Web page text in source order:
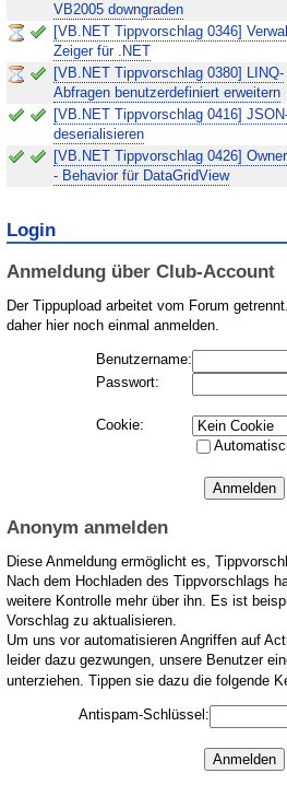
VB2005 downgraden
[VB.NET Tippvorschlag 0346]
Zeiger für .NET
[VB.NET Tippvorschlag 0380] LINQ-
Abfragen benutzerdefiniert erweitern
[VB.NET Tippvorschlag 0416]
deserialisieren
[VB.NET Tippvorschlag 0426]
- Behavior für DataGridView
Login
Anmeldung über Club-Account
Der Tippupload arbeitet vom Forum
daher hier noch einmal anmelden.
Benutzername:
Passwort:
Cookie:
Anonym anmelden
Diese Anmeldung ermöglicht es,
Nach dem Hochladen des Tippvorschlags
weitere Kontrolle mehr über ihn. Es ist
Vorschlag zu aktualisieren.
Um uns vor automatisieren Angriffen auf
leider dazu gezwungen, unsere Benutzer
unterziehen. Tippen sie dazu die folgende
Antispam-Schlüssel: